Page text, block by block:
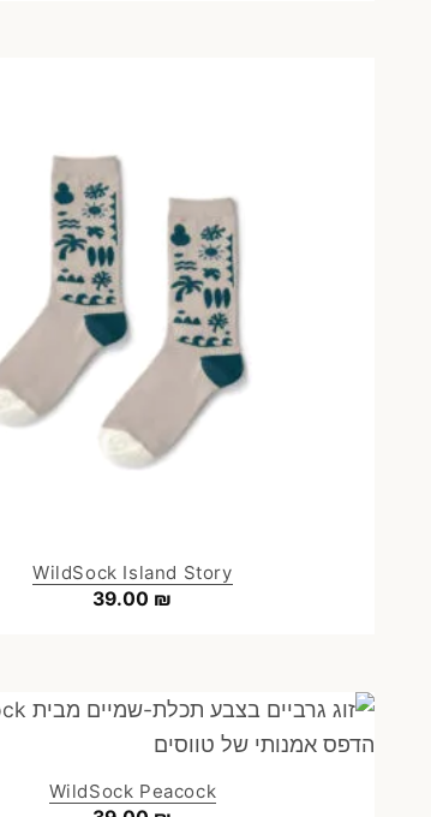
WildSock Island Story
39.00 ₪
WildSock Peacock